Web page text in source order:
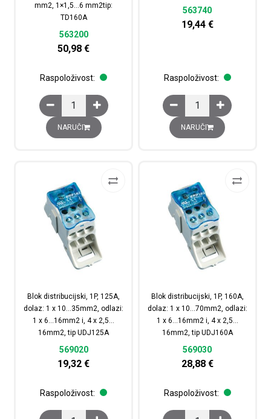
mm2, 1×1,5…6 mm2tip:
TD160A
563200
50,98€
Raspoloživost:
Blok distribucijski 4P, 160A, dolaz: 1×10...50mm2,
NARUČI
563740
19,44 €
Raspoloživost:
Blok distribucijski 4P,
NARUČI
Blok distribucijski, 1P, 125A,
dolaz: 1 x 10…35mm2, odlazi:
1 x 6…16mm2 i, 4 x 2,5…
16mm2, tip UDJ125A
569020
19,32€
Raspoloživost:
Blok distribucijski, 1P, 125A, dolaz: 1 x 10...35mm2,
Blok distribucijski, 1P, 160A,
dolaz: 1 x 10…70mm2, odlazi:
1 x 6…16mm2 i, 4 x 2,5…
16mm2, tip UDJ160A
569030
28,88 €
Raspoloživost:
Blok distribucijski,